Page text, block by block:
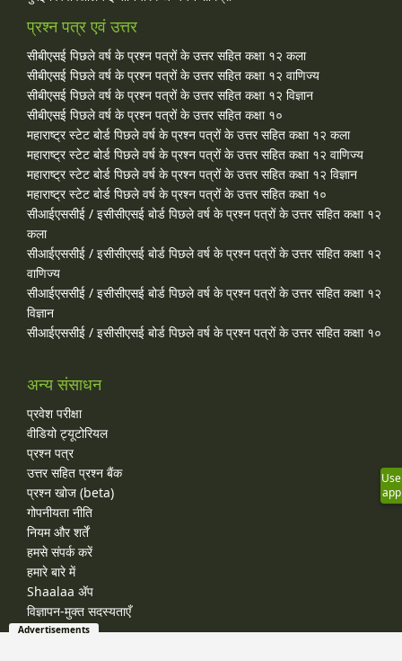
प्रश्न पत्र एवं उत्तर
सीबीएसई पिछले वर्ष के प्रश्न पत्रों के उत्तर सहित कक्षा १२ कला
सीबीएसई पिछले वर्ष के प्रश्न पत्रों के उत्तर सहित कक्षा १२ वाणिज्य
सीबीएसई पिछले वर्ष के प्रश्न पत्रों के उत्तर सहित कक्षा १२ विज्ञान
सीबीएसई पिछले वर्ष के प्रश्न पत्रों के उत्तर सहित कक्षा १०
महाराष्ट्र स्टेट बोर्ड पिछले वर्ष के प्रश्न पत्रों के उत्तर सहित कक्षा १२ कला
महाराष्ट्र स्टेट बोर्ड पिछले वर्ष के प्रश्न पत्रों के उत्तर सहित कक्षा १२ वाणिज्य
महाराष्ट्र स्टेट बोर्ड पिछले वर्ष के प्रश्न पत्रों के उत्तर सहित कक्षा १२ विज्ञान
महाराष्ट्र स्टेट बोर्ड पिछले वर्ष के प्रश्न पत्रों के उत्तर सहित कक्षा १०
सीआईएससीई / इसीसीएसई बोर्ड पिछले वर्ष के प्रश्न पत्रों के उत्तर सहित कक्षा १२
कला
सीआईएससीई / इसीसीएसई बोर्ड पिछले वर्ष के प्रश्न पत्रों के उत्तर सहित कक्षा १२
वाणिज्य
सीआईएससीई / इसीसीएसई बोर्ड पिछले वर्ष के प्रश्न पत्रों के उत्तर सहित कक्षा १२
विज्ञान
सीआईएससीई / इसीसीएसई बोर्ड पिछले वर्ष के प्रश्न पत्रों के उत्तर सहित कक्षा १०
अन्य संसाधन
प्रवेश परीक्षा
वीडियो ट्यूटोरियल
प्रश्न पत्र
उत्तर सहित प्रश्न बैंक
प्रश्न खोज (beta)
गोपनीयता नीति
नियम और शर्तें
हमसे संपर्क करें
हमारे बारे में
Shaalaa ॲप
विज्ञापन-मुक्त सदस्यताएँ
Use
app
Advertisements